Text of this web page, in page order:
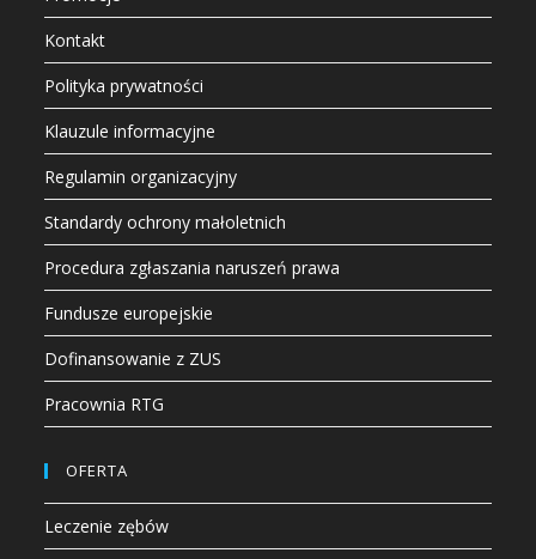
Kontakt
Polityka prywatności
Klauzule informacyjne
Regulamin organizacyjny
Standardy ochrony małoletnich
Procedura zgłaszania naruszeń prawa
Fundusze europejskie
Dofinansowanie z ZUS
Pracownia RTG
OFERTA
Leczenie zębów